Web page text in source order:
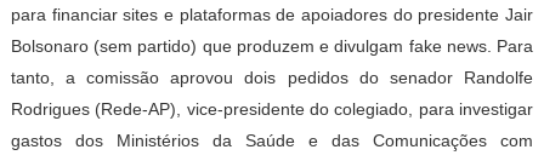
para financiar sites e plataformas de apoiadores do presidente Jair
Bolsonaro (sem partido) que produzem e divulgam fake news. Para
tanto, a comissão aprovou dois pedidos do senador Randolfe
Rodrigues (Rede-AP), vice-presidente do colegiado, para investigar
gastos dos Ministérios da Saúde e das Comunicações com